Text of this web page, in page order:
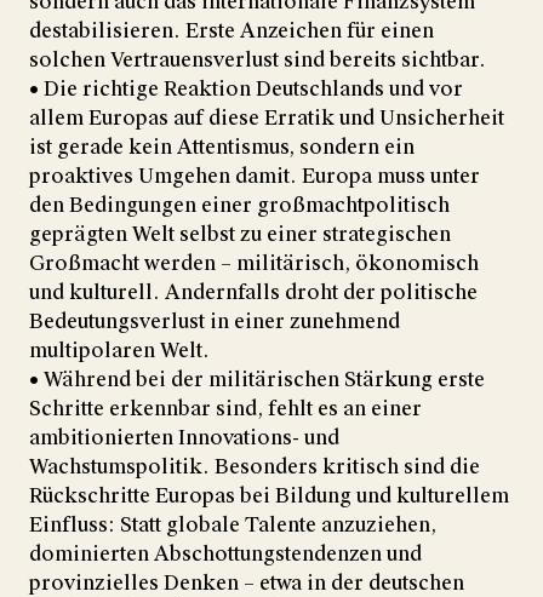
destabilisieren. Erste Anzeichen für einen
solchen Vertrauensverlust sind bereits sichtbar.
• Die richtige Reaktion Deutschlands und vor
allem Europas auf diese Erratik und Unsicherheit
ist gerade kein Attentismus, sondern ein
proaktives Umgehen damit. Europa muss unter
den Bedingungen einer großmachtpolitisch
geprägten Welt selbst zu einer strategischen
Großmacht werden – militärisch, ökonomisch
und kulturell. Andernfalls droht der politische
Bedeutungsverlust in einer zunehmend
multipolaren Welt.
• Während bei der militärischen Stärkung erste
Schritte erkennbar sind, fehlt es an einer
ambitionierten Innovations- und
Wachstumspolitik. Besonders kritisch sind die
Rückschritte Europas bei Bildung und kulturellem
Einfluss: Statt globale Talente anzuziehen,
dominierten Abschottungstendenzen und
provinzielles Denken – etwa in der deutschen